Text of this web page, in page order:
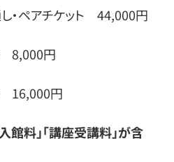
ペアチケット 44,000円
8,000円
16,000円
館料」「講座受講料」が含